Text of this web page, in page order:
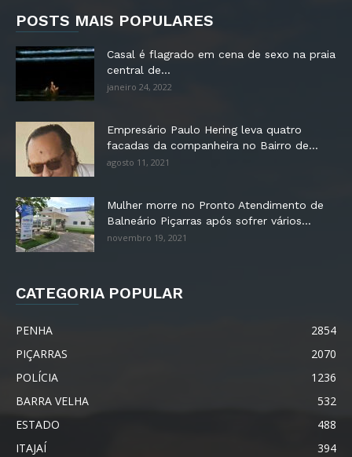
POSTS MAIS POPULARES
Casal é flagrado em cena de sexo na praia
central de...
janeiro 24, 2022
Empresário Paulo Hering leva quatro
facadas da companheira no Bairro de...
agosto 11, 2021
Mulher morre no Pronto Atendimento de
Balneário Piçarras após sofrer vários...
novembro 19, 2021
CATEGORIA POPULAR
PENHA
2854
PIÇARRAS
2070
POLÍCIA
1236
BARRA VELHA
532
ESTADO
488
ITAJAÍ
394